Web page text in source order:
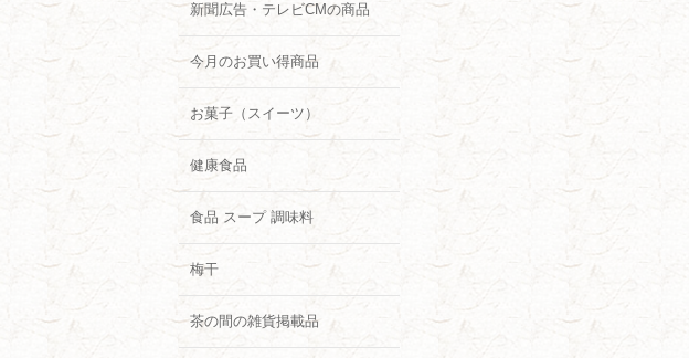
新聞広告・テレビCMの商品
今月のお買い得商品
お菓子（スイーツ）
健康食品
食品 スープ 調味料
梅干
茶の間の雑貨掲載品